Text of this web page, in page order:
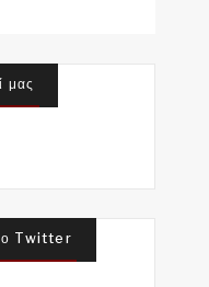
μας
Twitter